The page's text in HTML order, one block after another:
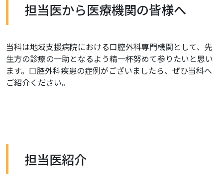
担当医から医療機関の皆様へ
当科は地域支援病院における口腔外科専門機関として、先
生方の診療の一助となるよう精一杯努めて参りたいと思い
ます。口腔外科疾患の症例がございましたら、ぜひ当科へ
ご紹介ください。
担当医紹介